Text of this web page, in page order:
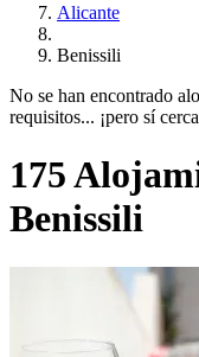
Alicante
Benissili
No se han encontrado
requisitos... ¡pero sí
175
Benissili